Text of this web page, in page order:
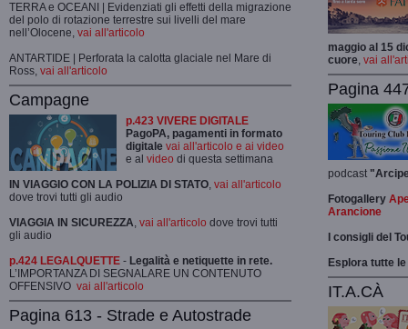
TERRA e OCEANI | Evidenziati gli effetti della migrazione
del polo di rotazione terrestre sui livelli del mare
nell’Olocene, vai all'articolo
ANTARTIDE | Perforata la calotta glaciale nel Mare di
Ross, vai all'articolo
Campagne
p.423 VIVERE DIGITALE
PagoPA, pagamenti in formato
digitale vai all'articolo e ai video
e al video di questa settimana
IN VIAGGIO CON LA POLIZIA DI STATO, vai all'articolo
dove trovi tutti gli audio
VIAGGIA IN SICUREZZA, vai all'articolo dove trovi tutti
gli audio
p.424 LEGALQUETTE - Legalità e netiquette in rete.
L’IMPORTANZA DI SEGNALARE UN CONTENUTO
OFFENSIVO vai all'articolo
Pagina 613 - Strade e Autostrade
maggio al 15
cuore, vai
Pagina
podcast
Fotogallery
Arancione
I consigli del
Esplora tutte
IT.A.CÀ